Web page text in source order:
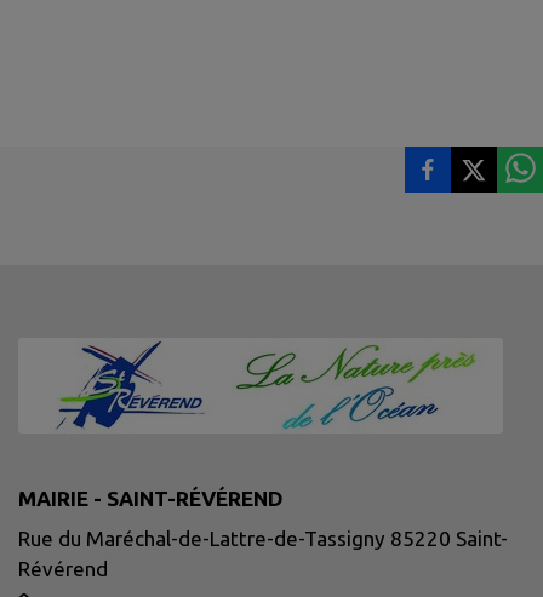
MAIRIE - SAINT-RÉVÉREND
Rue du Maréchal-de-Lattre-de-Tassigny 85220 Saint-
Révérend